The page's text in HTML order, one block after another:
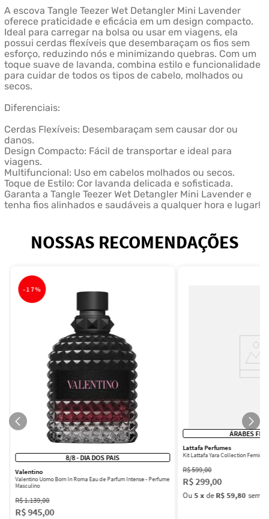
A escova Tangle Teezer Wet Detangler Mini Lavender
oferece praticidade e eficácia em um design compacto.
Ideal para carregar na bolsa ou usar em viagens, ela
possui cerdas flexíveis que desembaraçam os fios sem
esforço, reduzindo nós e minimizando quebras. Com um
toque suave de lavanda, combina estilo e funcionalidade
para cuidar de todos os tipos de cabelo, molhados ou
secos.
Diferenciais:
Cerdas Flexíveis: Desembaraçam sem causar dor ou
danos.
Design Compacto: Fácil de transportar e ideal para
viagens.
Multifuncional: Uso em cabelos molhados ou secos.
Toque de Estilo: Cor lavanda delicada e sofisticada.
Garanta a Tangle Teezer Wet Detangler Mini Lavender e
tenha fios alinhados e saudáveis a qualquer hora e lugar!
NOSSAS RECOMENDAÇÕES
-17%
8/8 - DIA DOS PAIS
Valentino
Valentino Uomo Born In Roma Eau de Parfum Intense - Perfume
Masculino
R$1.139,00
R$945,00
ÁRABES
Lattafa Perfumes
Kit Lattafa Yara Collection
R$599,00
R$ 299,00
Ou5xdeR$ 59,80 sem